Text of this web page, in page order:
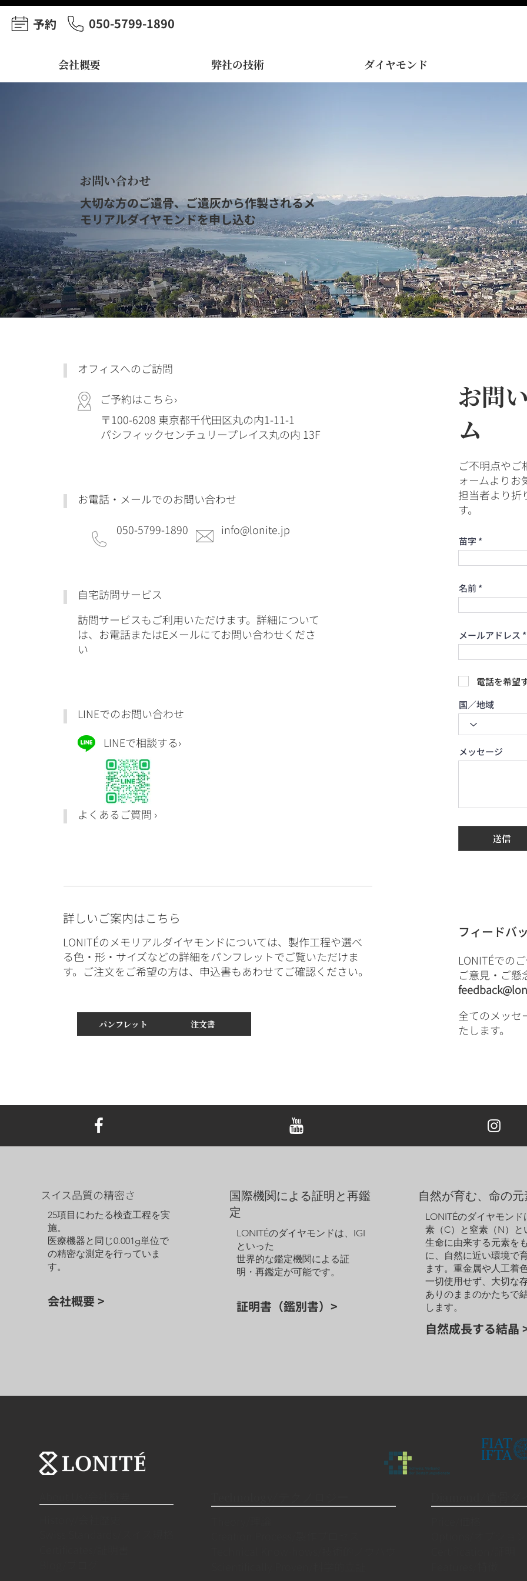
会社概要 弊社の技術 ダイヤモンド
予約 050-5799-1890
お問い合わせ
大切な方のご遺骨、ご遺灰から作製されるメ
モリアルダイヤモンドを申し込む
オフィスへのご訪問
ご予約はこちら›
〒100-6208 東京都千代田区丸の内1-11-1
パシフィックセンチュリープレイス丸の内 13F
お電話・メールでのお問い合わせ
050-5799-1890 info@lonite.jp
LINEでのお問い合わせ
LINEで相談する›
よくあるご質問 ›
詳しいご案内はこちら
LONITÉのメモリアルダイヤモンドについては、製作工程や選べ
る色・形・サイズなどの詳細をパンフレットでご覧いただけま
す。ご注文をご希望の方は、申込書もあわせてご確認ください。
パンフレット 注文書
お問
ム
ご不明点やご
ォームよりお
担当者より折
す。
苗字
名前
メールアドレス
電話を希望
国／地域
メッセージ
送信
フィードバ
LONITÉでの
ご意見・ご懸
全てのメッセ
たします。
自宅訪問サービス
訪問サービスもご利用いただけます。詳細について
は、お電話またはEメールにてお問い合わせくださ
い
スイス品質の精密さ
25項目にわたる検査工程を実
施。
医療機器と同じ0.001g単位で
の精密な測定を行っていま
す。
会社概要 >
国際機関による証明と再鑑
定
LONITÉのダイヤモンドは、IGI
といった
世界的な鑑定機関による証
明・再鑑定が可能です。
証明書（鑑別書）>
自然が育む、命の
LONITÉのダイヤモンド
素（C）と窒素（N）と
生命に由来する元素を
に、自然に近い環境で
ます。重金属や人工着
一切使用せず、大切な
ありのままのかたちで
します。
自然成長する結晶